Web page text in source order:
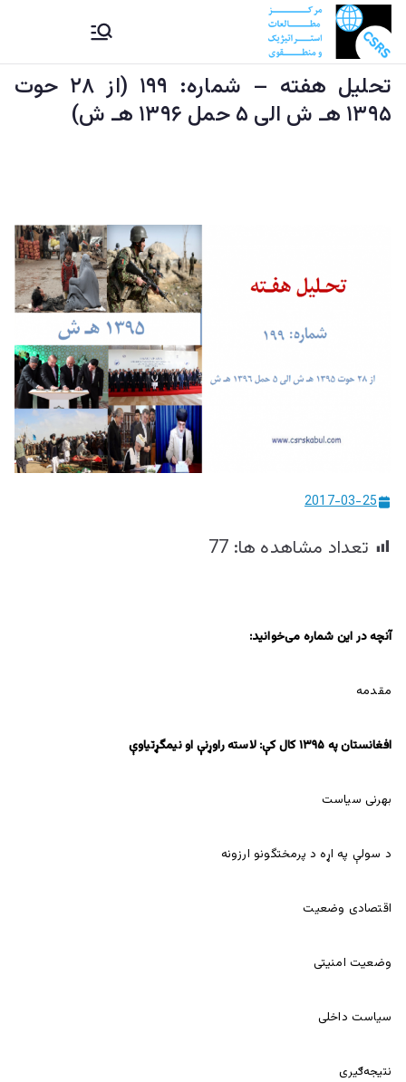
to
content
CSRS |
مرکز
و منطقوی |
ستراتېژیکو
او سیمه
ییزو څېړنو
مرکز
مرکز مطالعات استراتیژيک و
منطقوی دستراتېژیکو او
سیمه ییزو څېړنو مرکز
تحلیل هفته – شماره: ۱۹۹ (از ۲۸ حوت
۱۳۹۵ هـ ش الی ۵ حمل ۱۳۹۶ هـ ش)
2017-03-25
تعداد مشاهده ها: 77
آنچه در این شماره می‌خوانید:
مقدمه
افغانستان په ۱۳۹۵ کال کې: لاسته راوړنې او نیمگړتیاوې
بهرنی سیاست
د سولې په اړه د پرمختگونو ارزونه
اقتصادی وضعیت
وضعیت امنیتی
سیاست داخلی
نتیجه‌ګیری